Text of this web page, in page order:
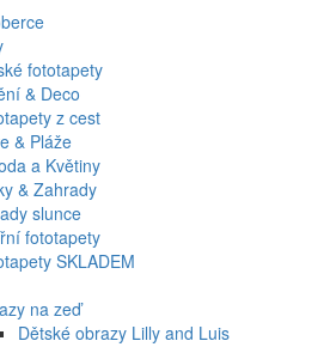
fototapety
& Deco
z cest
& Pláže
a Květiny
& Zahrady
slunce
fototapety
SKLADEM
na zeď
Dětské obrazy Lilly and Luis